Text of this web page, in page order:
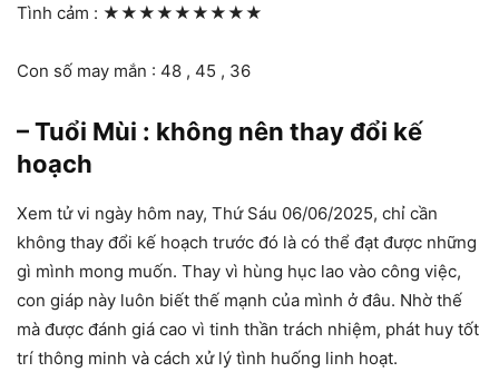
Tình cảm : ★★★★★★★★★
Con số may mắn : 48 , 45 , 36
– Tuổi Mùi : không nên thay đổi kế
hoạch
Xem tử vi ngày hôm nay, Thứ Sáu 06/06/2025, chỉ cần
không thay đổi kế hoạch trước đó là có thể đạt được những
gì mình mong muốn. Thay vì hùng hục lao vào công việc,
con giáp này luôn biết thế mạnh của mình ở đâu. Nhờ thế
mà được đánh giá cao vì tinh thần trách nhiệm, phát huy tốt
trí thông minh và cách xử lý tình huống linh hoạt.